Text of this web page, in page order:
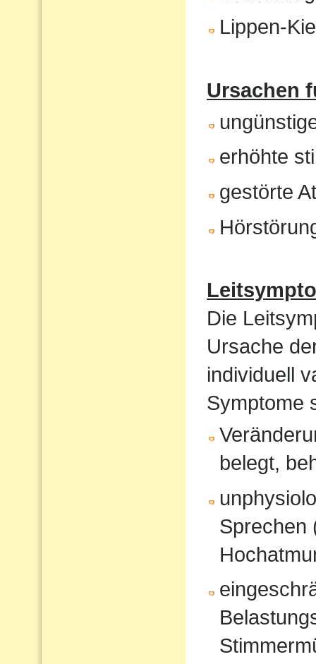
Lippen-
Ursachen
erhöhte
gestörte
Die
Ursache
individuell
Symptome
belegt,
Sprechen